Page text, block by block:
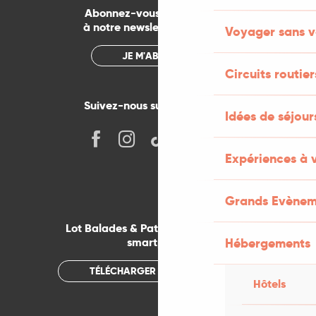
Voyager sans
Circuits
Idées de
Expériences à
Grands
Hébergements
Hôtels
Abonnez-vous gratuitement
à notre newsletter mensuelle
JE M'ABONNE
Suivez-nous sur les réseaux !
Lot Balades & Patrimoines sur votre
smartphone
TÉLÉCHARGER L'APPLICATION